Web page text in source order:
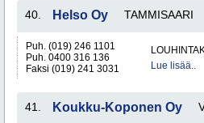
40. Helso Oy TAMMISAARI
Puh. (019) 246 1101
Puh. 0400 316 136
Faksi (019) 241 3031
Lue lisää..
41. Koukku-Koponen Oy